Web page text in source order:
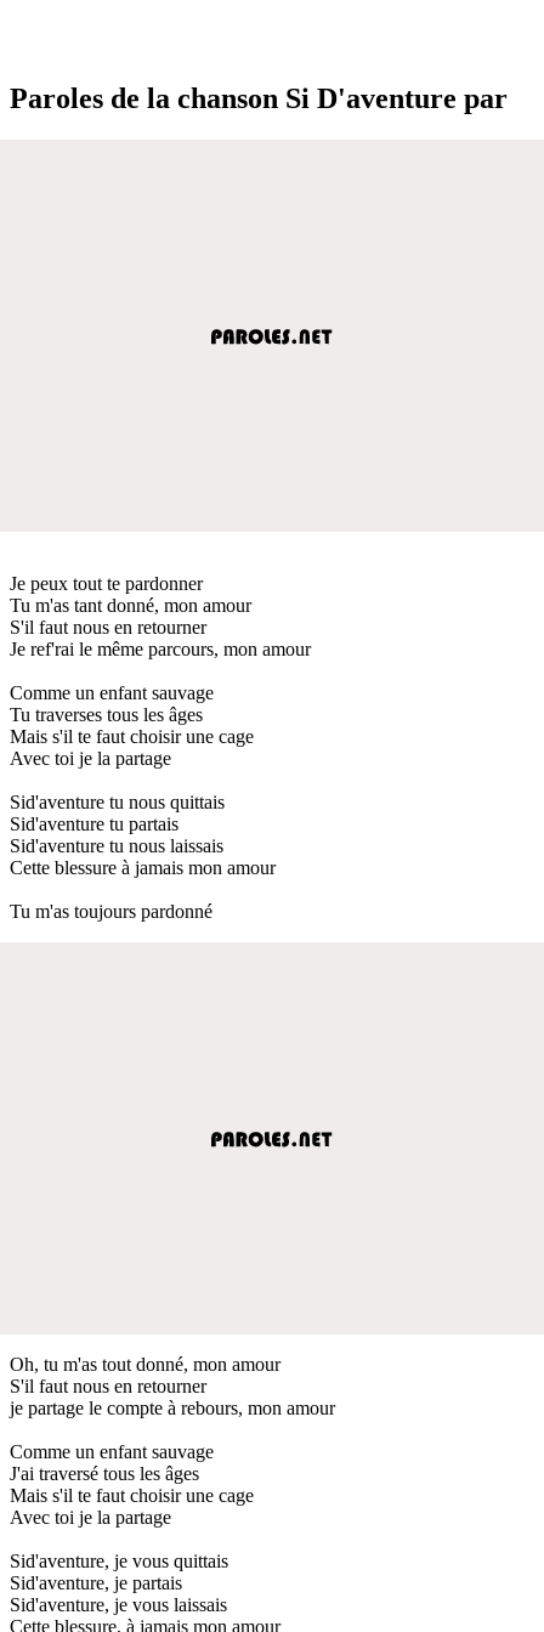
Paroles de la chanson Si D'aventure par
Je peux tout te pardonner
Tu m'as tant donné, mon amour
S'il faut nous en retourner
Je ref'rai le même parcours, mon amour
Comme un enfant sauvage
Tu traverses tous les âges
Mais s'il te faut choisir une cage
Avec toi je la partage
Sid'aventure tu nous quittais
Sid'aventure tu partais
Sid'aventure tu nous laissais
Cette blessure à jamais mon amour
Tu m'as toujours pardonné
Oh, tu m'as tout donné, mon amour
S'il faut nous en retourner
je partage le compte à rebours, mon amour
Comme un enfant sauvage
J'ai traversé tous les âges
Mais s'il te faut choisir une cage
Avec toi je la partage
Sid'aventure, je vous quittais
Sid'aventure, je partais
Sid'aventure, je vous laissais
Cette blessure, à jamais mon amour